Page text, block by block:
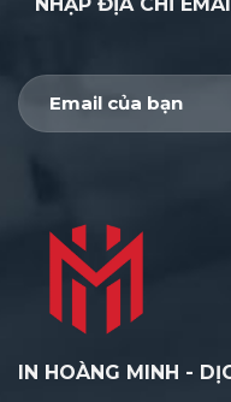
IN HOÀNG MINH -